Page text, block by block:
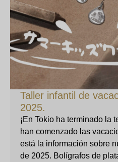
Taller infantil de
2025.
¡En Tokio ha terminado la
han comenzado las
está la información sobre
de 2025. Bolígrafos de